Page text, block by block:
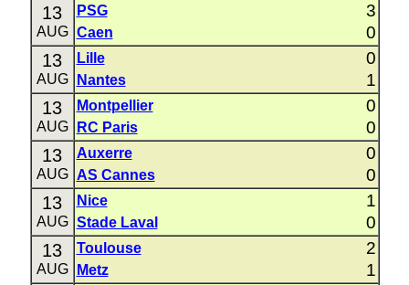
13
AUG
PSG 3
Caen 0
13
AUG
Lille 0
Nantes 1
13
AUG
Montpellier 0
RC Paris 0
13
AUG
Auxerre 0
AS Cannes 0
13
AUG
Nice 1
Stade Laval 0
13
AUG
Toulouse 2
Metz 1